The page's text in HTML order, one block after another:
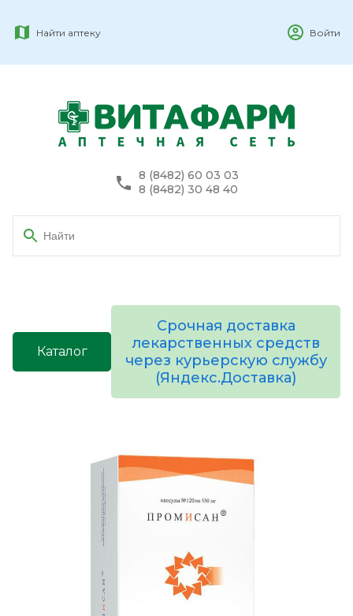
Найти аптеку Войти
8 (8482) 60 03 03
8 (8482) 30 48 40
Каталог
Срочная доставка
лекарственных средств
через курьерскую службу
(Яндекс.Доставка)